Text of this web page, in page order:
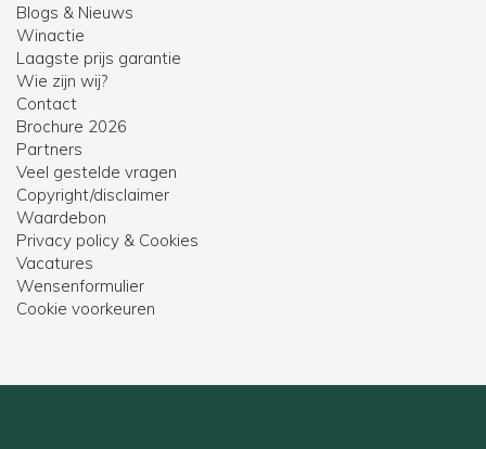
Blogs & Nieuws
Winactie
Laagste prijs garantie
Wie zijn wij?
Contact
Brochure 2026
Partners
Veel gestelde vragen
Copyright/disclaimer
Waardebon
Privacy policy & Cookies
Vacatures
Wensenformulier
Cookie voorkeuren